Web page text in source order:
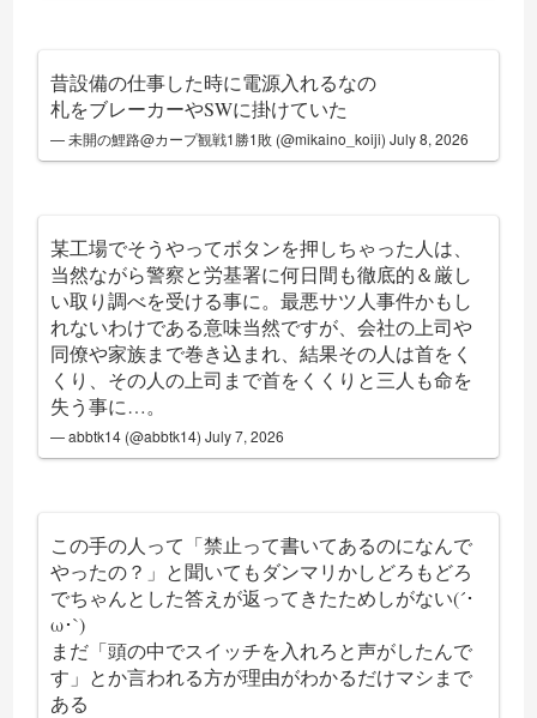
昔設備の仕事した時に電源入れるなの
札をブレーカーやSWに掛けていた
— 未開の鯉路@カープ観戦1勝1敗 (@mikaino_koiji)July 8, 2026
某工場でそうやってボタンを押しちゃった人は、
当然ながら警察と労基署に何日間も徹底的＆厳し
い取り調べを受ける事に。最悪サツ人事件かもし
れないわけである意味当然ですが、会社の上司や
同僚や家族まで巻き込まれ、結果その人は首をく
くり、その人の上司まで首をくくりと三人も命を
失う事に…。
— abbtk14 (@abbtk14)July 7, 2026
この手の人って「禁止って書いてあるのになんで
やったの？」と聞いてもダンマリかしどろもどろ
でちゃんとした答えが返ってきたためしがない(´･
ω･`)
まだ「頭の中でスイッチを入れろと声がしたんで
す」とか言われる方が理由がわかるだけマシまで
ある